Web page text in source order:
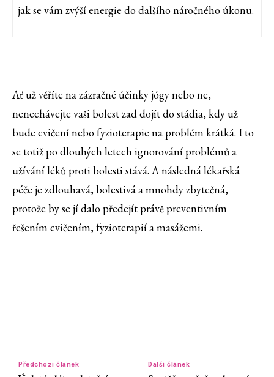
jak se vám zvýší energie do dalšího náročného úkonu.
Ať už věříte na zázračné účinky jógy nebo ne,
nenechávejte vaši bolest zad dojít do stádia, kdy už
bude cvičení nebo fyzioterapie na problém krátká. I to
se totiž po dlouhých letech ignorování problémů a
užívání léků proti bolesti stává. A následná lékařská
péče je zdlouhavá, bolestivá a mnohdy zbytečná,
protože by se jí dalo předejít právě preventivním
řešením cvičením, fyzioterapií a masážemi.
Předchozí článek Další článek